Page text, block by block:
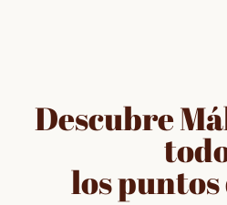
Descubre
los